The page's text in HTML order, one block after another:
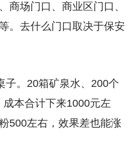
商场门口、商业区门口、
。去什么门口取决于保安
子。20箱矿泉水、200个
本合计下来1000元左
500左右，效果差也能涨